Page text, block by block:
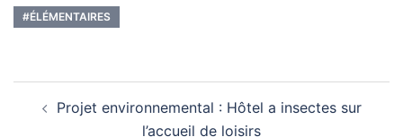
#ÉLÉMENTAIRES
d’article
Projet environnemental : Hôtel a insectes sur
l’accueil de loisirs